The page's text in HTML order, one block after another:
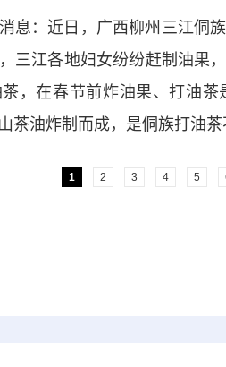
：近日，广西柳州三江侗族
三江各地妇女纷纷赶制油果
，在春节前炸油果、打油
茶油炸制而成，是侗族打油
1 2 3 4 5